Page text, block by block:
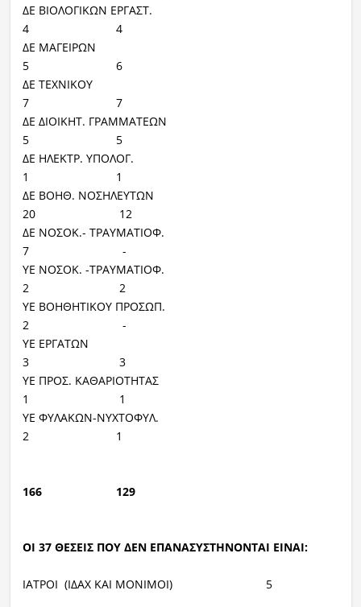
ΔΕ ΒΙΟΛΟΓΙΚΩΝ ΕΡΓΑΣΤ.
4 4
ΔΕ ΜΑΓΕΙΡΩΝ
5 6
ΔΕ ΤΕΧΝΙΚΟΥ
7 7
ΔΕ ΔΙΟΙΚΗΤ. ΓΡΑΜΜΑΤΕΩΝ
5 5
ΔΕ ΗΛΕΚΤΡ. ΥΠΟΛΟΓ.
1 1
ΔΕ ΒΟΗΘ. ΝΟΣΗΛΕΥΤΩΝ
20 12
ΔΕ ΝΟΣΟΚ.- ΤΡΑΥΜΑΤΙΟΦ.
7 -
ΥΕ ΝΟΣΟΚ. -ΤΡΑΥΜΑΤΙΟΦ.
2 2
ΥΕ ΒΟΗΘΗΤΙΚΟΥ ΠΡΟΣΩΠ.
2 -
ΥΕ ΕΡΓΑΤΩΝ
3 3
ΥΕ ΠΡΟΣ. ΚΑΘΑΡΙΟΤΗΤΑΣ
1 1
ΥΕ ΦΥΛΑΚΩΝ-ΝΥΧΤΟΦΥΛ.
2 1
166 129
ΟΙ 37 ΘΕΣΕΙΣ ΠΟΥ ΔΕΝ ΕΠΑΝΑΣΥΣΤΗΝΟΝΤΑΙ ΕΙΝΑΙ:
ΙΑΤΡΟΙ (ΙΔΑΧ ΚΑΙ ΜΟΝΙΜΟΙ) 5